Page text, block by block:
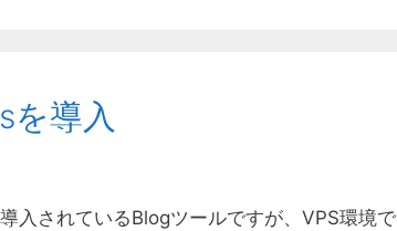
を導入
入されているBlogツールですが、VPS環境